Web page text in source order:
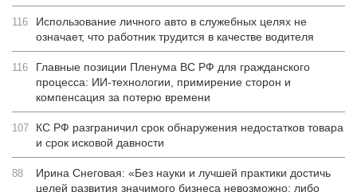
116
Использование личного авто в служебных целях не
означает, что работник трудится в качестве водителя
116
Главные позиции Пленума ВС РФ для гражданского
процесса: ИИ-технологии, примирение сторон и
компенсация за потерю времени
107
КС РФ разграничил срок обнаружения недостатков товара
и срок исковой давности
88
Ирина Снеговая: «Без науки и лучшей практики достичь
целей развития значимого бизнеса невозможно: либо